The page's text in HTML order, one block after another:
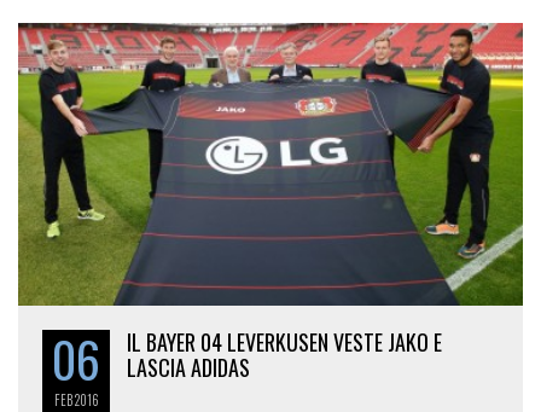
06
FEB2016
IL BAYER 04 LEVERKUSEN VESTE JAKO E
LASCIA ADIDAS